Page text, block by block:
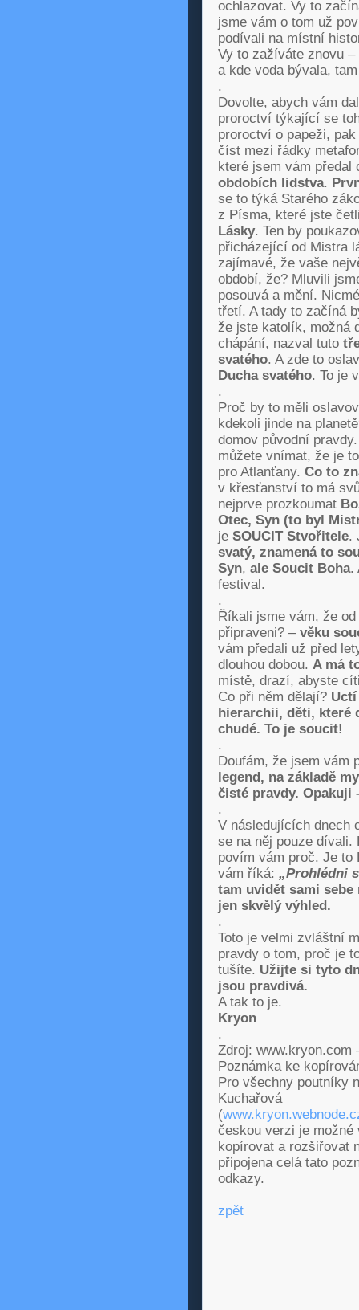
ochlazovat. Vy to
jsme vám o tom už
podívali na místní
Vy to zažíváte znovu
a kde voda bývala,
.
Dovolte, abych vám
proroctví týkající se
proroctví o papeži,
číst mezi řádky
které jsem vám
obdobích lidstva.
se to týká Starého
z Písma, které jste
Lásky. Ten by
přicházející od Mistra
zajímavé, že vaše
období, že? Mluvili
posouvá a mění.
třetí. A tady to začíná
že jste katolík, možná
chápání, nazval tuto
svatého. A zde to
Ducha svatého. To je
.
Proč by to měli
kdekoli jinde na
domov původní
můžete vnímat, že je
pro Atlanťany. Co to
v křesťanství to má
nejprve prozkoumat
Otec, Syn (to byl
je SOUCIT Stvořitele.
svatý, znamená to
Syn, ale Soucit Boha.
festival.
.
Říkali jsme vám, že
připraveni? – věku
vám předali už před
dlouhou dobou. A má
místě, drazí, abyste
Co při něm dělají?
hierarchii, děti, které
chudé. To je soucit!
.
Doufám, že jsem vám
legend, na základě
čisté pravdy. Opakuji
.
V následujících dnech
se na něj pouze dívali.
povím vám proč. Je to
vám říká: „Prohlédni
tam uvidět sami
jen skvělý výhled.
.
Toto je velmi zvláštní
pravdy o tom, proč je
tušíte. Užijte si tyto
jsou pravdivá.
A tak to je.
Kryon
.
Zdroj: www.kryon.com
Poznámka ke
Pro všechny poutníky
Kuchařová
(
českou verzi je možné
kopírovat a rozšiřovat
připojena celá tato
odkazy.
zpět